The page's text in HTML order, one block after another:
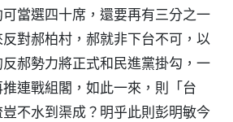
當選四十席，還要再有三分之一
對郝柏村，郝就非下台不可，以
反郝勢力將正式和民進黨掛勾，一
連戰組閣，如此一來，則「台
不水到渠成？明乎此則彭明敏今